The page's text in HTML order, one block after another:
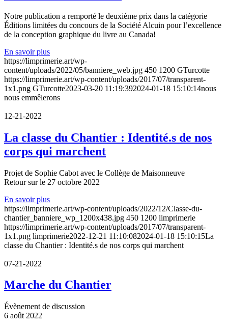
Notre publication a remporté le deuxième prix dans la catégorie
Éditions limitées du concours de la Société Alcuin pour l’excellence
de la conception graphique du livre au Canada!
En savoir plus
https://limprimerie.art/wp-
content/uploads/2022/05/banniere_web.jpg 450 1200 GTurcotte
https://limprimerie.art/wp-content/uploads/2017/07/transparent-
1x1.png GTurcotte2023-03-20 11:19:392024-01-18 15:10:14nous
nous emmêlerons
12-21-2022
La classe du Chantier : Identité.s de nos
corps qui marchent
Projet de Sophie Cabot avec le Collège de Maisonneuve
Retour sur le 27 octobre 2022
En savoir plus
https://limprimerie.art/wp-content/uploads/2022/12/Classe-du-
chantier_banniere_wp_1200x438.jpg 450 1200 limprimerie
https://limprimerie.art/wp-content/uploads/2017/07/transparent-
1x1.png limprimerie2022-12-21 11:10:082024-01-18 15:10:15La
classe du Chantier : Identité.s de nos corps qui marchent
07-21-2022
Marche du Chantier
Évènement de discussion
6 août 2022